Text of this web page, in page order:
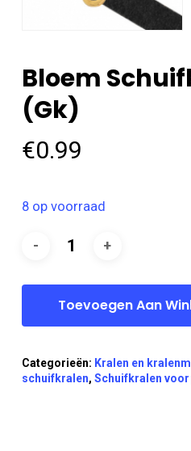
Bloem
(gk)
€0.99
8 op voorraad
Toevoegen Aan
Categorieën: Kralen en
schuifkralen, Schuifkralen